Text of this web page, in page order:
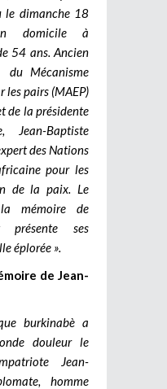
le dimanche 18
domicile à
54 ans. Ancien
du Mécanisme
les pairs (MAEP)
de la présidente
Jean-Baptiste
des Nations
pour les
de la paix. Le
la mémoire de
présente ses
éplorée ».
de Jean-
burkinabè a
douleur le
Jean-
homme